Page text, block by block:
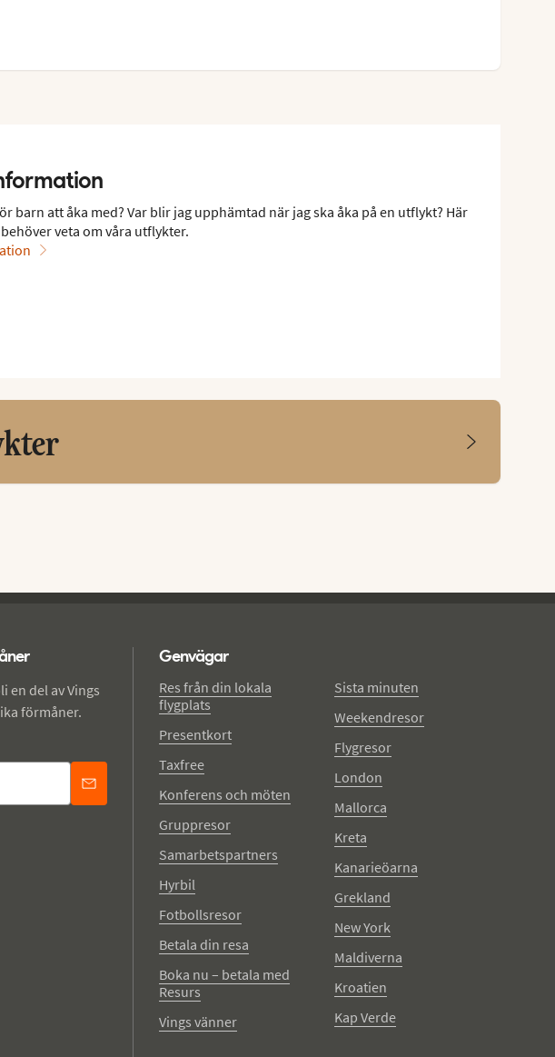
barn att åka med? Var blir jag upphämtad när jag ska åka på en utflykt? Här
veta om våra utflykter.
en del av Vings
förmåner.
Genvägar
Res från din lokala
flygplats
Presentkort
Taxfree
Konferens och möten
Gruppresor
Samarbetspartners
Hyrbil
Fotbollsresor
Betala din resa
Boka nu – betala med
Resurs
Vings vänner
Sista minuten
Weekendresor
Flygresor
London
Mallorca
Kreta
Kanarieöarna
Grekland
New York
Maldiverna
Kroatien
Kap Verde